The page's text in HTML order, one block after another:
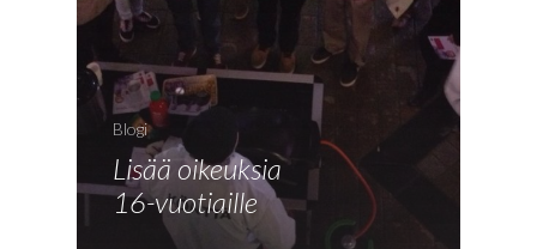
Blogi
Lisää oikeuksia
16-vuotiaille
Etusivu
Joonas
Vaalit
Blogi